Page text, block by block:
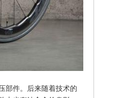
部件。后来随着技术的